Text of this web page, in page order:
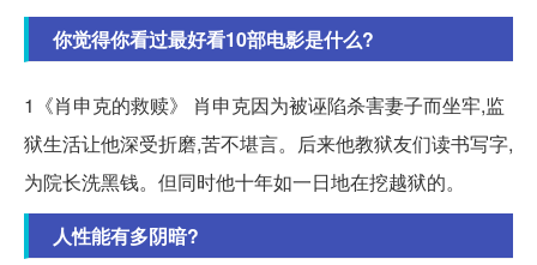
你觉得你看过最好看10部电影是什么?
1《肖申克的救赎》 肖申克因为被诬陷杀害妻子而坐牢,监
狱生活让他深受折磨,苦不堪言。后来他教狱友们读书写字,
为院长洗黑钱。但同时他十年如一日地在挖越狱的。
人性能有多阴暗?